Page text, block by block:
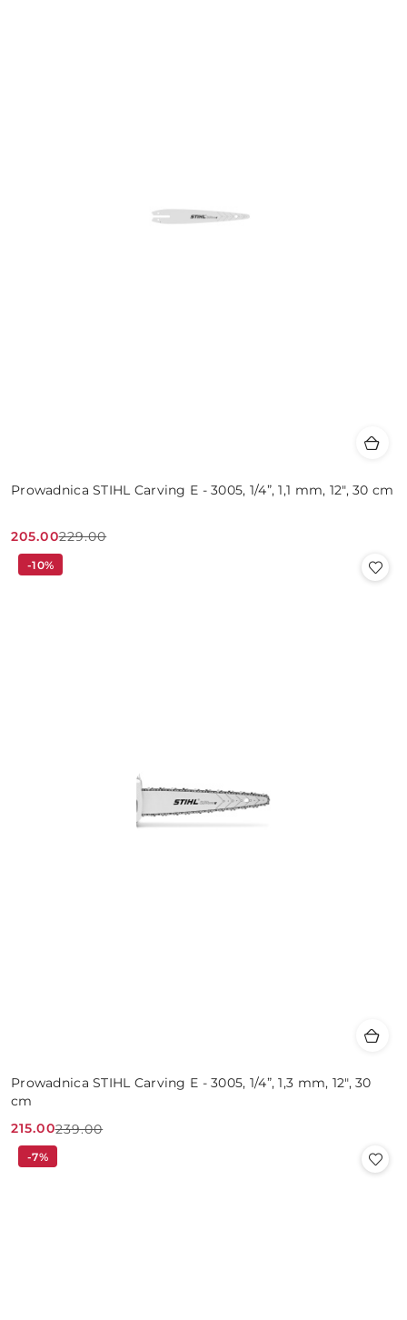
Prowadnica STIHL Carving E - 3005, 1/4”, 1,1 mm, 12", 30 cm
Cena
promocyjna:
205.00
Cena
przed
229.00
Prowadnica STIHL Carving E - 3005, 1/4”, 1,3 mm, 12", 30
cm
Cena
promocyjna:
215.00
Cena
przed
239.00
-10%
-7%